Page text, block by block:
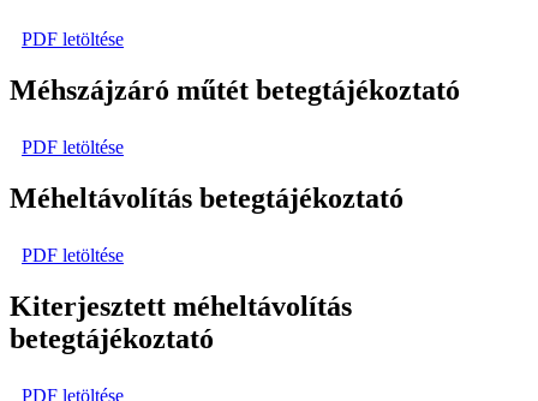
PDF letöltése
Méhszájzáró műtét betegtájékoztató
PDF letöltése
Méheltávolítás betegtájékoztató
PDF letöltése
Kiterjesztett méheltávolítás
betegtájékoztató
PDF letöltése